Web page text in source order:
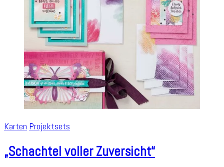
Karten Projektsets
„Schachtel voller Zuversicht“